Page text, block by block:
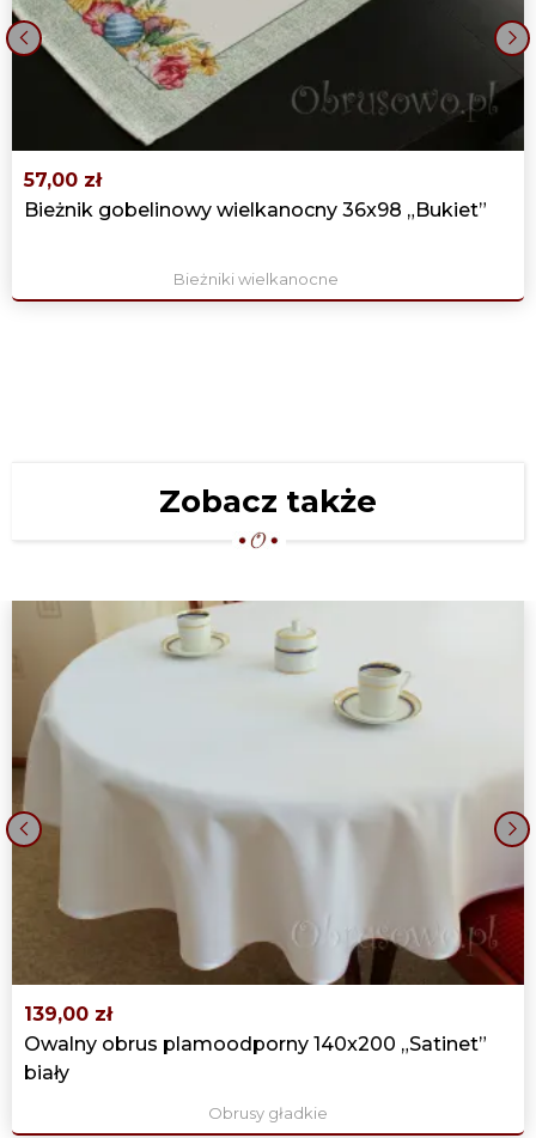
57,00 zł
Bieżnik gobelinowy wielkanocny 36x98 „Bukiet”
Bieżniki wielkanocne
Zobacz także
139,00 zł
Owalny obrus plamoodporny 140x200 „Satinet”
biały
Obrusy gładkie